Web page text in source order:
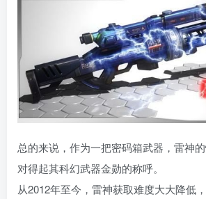
总的来说，作为一把密码箱武器，雷神
对得起其科幻武器金勋的称呼。
从2012年至今，雷神获取难度大大降低